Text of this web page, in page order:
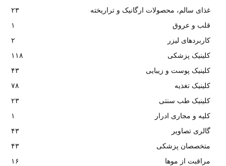
غذای سالم، محصولات ارگانیک و تراریخته
۲۳
قلب و عروق
۱
کاربردهای لیزر
۲
کلینیک پزشکی
۱۱۸
کلینیک پوست و زیبایی
۴۳
کلینیک تغذیه
۷۸
کلینیک طب سنتی
۲۳
کلیه و مجاری ادرار
۱
گالری تصاویر
۴۳
متخصصان پزشکی
۴۳
مراقبت از موها
۱۶